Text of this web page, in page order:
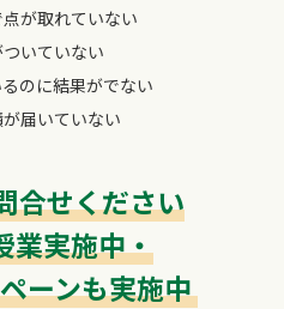
が取れていない
いていない
のに結果がでない
届いていない
合せください
業実施中・
ーンも実施中